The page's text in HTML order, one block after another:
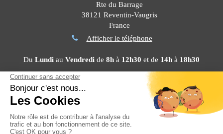
Rte du Barrage
38121 Reventin-Vaugris
France
Afficher le téléphone
Du Lundi au Vendredi de 8h à 12h30 et de 14h à 18h30
Contacter CITERPACK ENVIRONMENT
©2022 CITERPACK ENVIRONMENT